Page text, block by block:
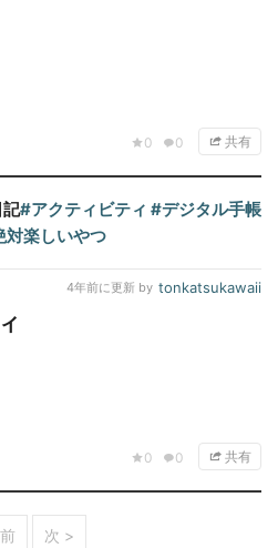
0 0 共有
#アクティビティ #デジタル手帳
対楽しいやつ
4年前に更新 by tonkatsukawaii
0 0 共有
次 >